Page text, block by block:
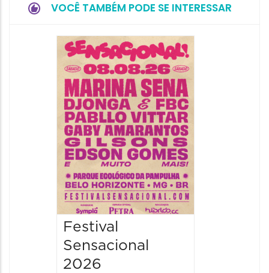
VOCÊ TAMBÉM PODE SE INTERESSAR
Festival
Sensacional
2026